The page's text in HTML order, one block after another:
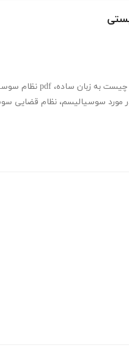
به زبان ساده، pdf نظام سوسیالیستی
مورد سوسیالیسم، نظام قضایی